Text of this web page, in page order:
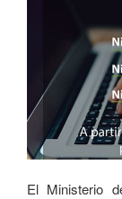
El Ministerio